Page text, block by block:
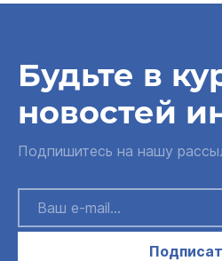
Будьте в
новостей
Подпишитесь на нашу